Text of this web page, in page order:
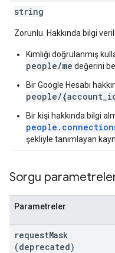
string
Zorunlu. Hakkında bilgi
Kimliği doğrulanmış
people/me değerini
Bir Google Hesabı
people/
Bir kişi hakkında bilgi
şekliyle tanımlayan
Sorgu
Parametreler
requestMask
(deprecated)